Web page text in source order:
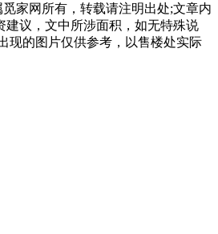
家网所有，转载请注明出处;文章内
建议，文中所涉面积，如无特殊说
现的图片仅供参考，以售楼处实际